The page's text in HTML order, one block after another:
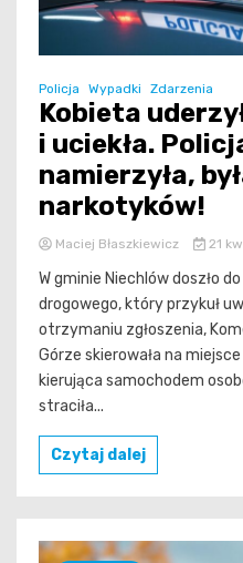
Policja Wypadki Zdarzenia
Kobieta
i uciekła.
namierzyła,
narkotyków!
Maciej Błaszkiewicz 21
W gminie Niechlów doszło
drogowego, który przykuł
otrzymaniu zgłoszenia,
Górze skierowała na
kierująca samochodem
straciła...
Czytaj dalej